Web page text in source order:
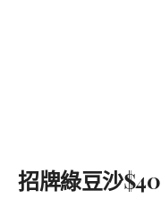
招牌綠豆沙$40